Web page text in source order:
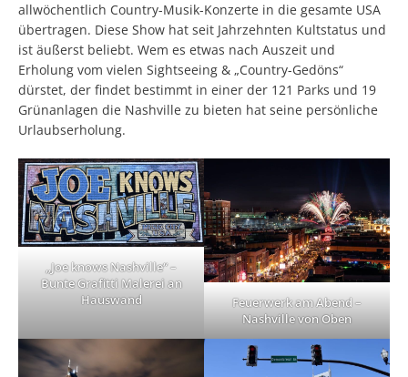
allwöchentlich Country-Musik-Konzerte in die gesamte USA
übertragen. Diese Show hat seit Jahrzehnten Kultstatus und
ist äußerst beliebt. Wem es etwas nach Auszeit und
Erholung vom vielen Sightseeing & „Country-Gedöns“
dürstet, der findet bestimmt in einer der 121 Parks und 19
Grünanlagen die Nashville zu bieten hat seine persönliche
Urlaubserholung.
„Joe knows Nashville“ –
Bunte Grafitti Malerei an
Hauswand
Feuerwerk am Abend –
Nashville von Oben